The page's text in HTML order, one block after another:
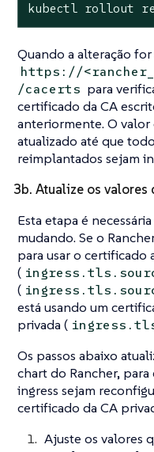
kubectl rollout
Quando a alteração
https://
/cacerts para
certificado da CA
anteriormente. O valor
atualizado até que
reimplantados sejam
3b. Atualize os valores
Esta etapa é
mudando. Se o
para usar o certificado
(
(
está usando um
privada (
Os passos abaixo
chart do Rancher,
ingress sejam
certificado da CA
Ajuste os valores